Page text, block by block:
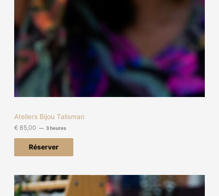
Ateliers Bijou Talisman
€ 85,00 3 heures
Réserver